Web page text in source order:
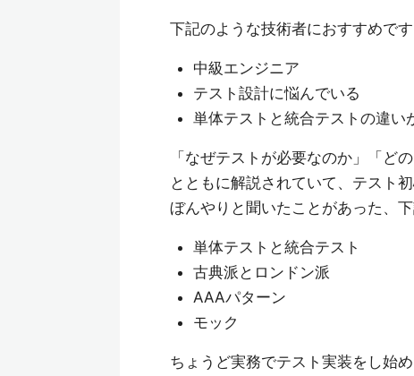
下記のような技術者におすすめです
中級エンジニア
テスト設計に悩んでいる
単体テストと統合テストの違い
「なぜテストが必要なのか」「ど
とともに解説されていて、テスト
ぼんやりと聞いたことがあった、
単体テストと統合テスト
古典派とロンドン派
AAAパターン
モック
ちょうど実務でテスト実装をし始